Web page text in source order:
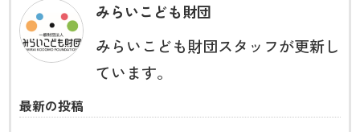
みらいこども財団
みらいこども財団スタッフが更新し
ています。
最新の投稿